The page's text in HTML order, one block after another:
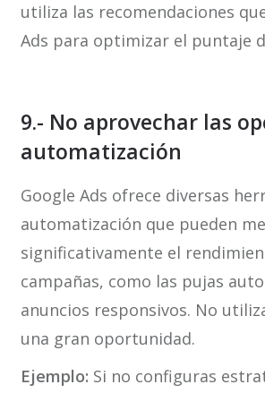
utiliza las recomendaciones
Ads para optimizar el puntaje
9.- No aprovechar las
automatización
Google Ads ofrece diversas
automatización que pueden
significativamente el
campañas, como las pujas
anuncios responsivos. No
una gran oportunidad.
Ejemplo: Si no configuras